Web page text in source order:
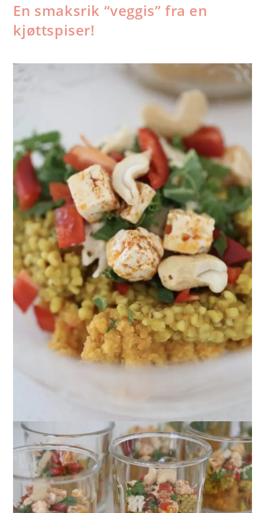
En smaksrik “veggis” fra en
kjøttspiser!